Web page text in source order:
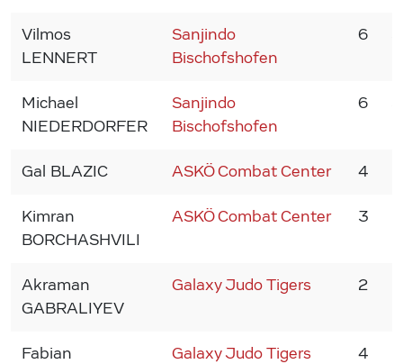
Vilmos
LENNERT
Sanjindo
Bischofshofen
6
Michael
NIEDERDORFER
Sanjindo
Bischofshofen
6
Gal BLAZIC ASKÖ Combat Center 4
Kimran
BORCHASHVILI
ASKÖ Combat Center 3
Akraman
GABRALIYEV
Galaxy Judo Tigers 2
Fabian
Galaxy Judo Tigers 4